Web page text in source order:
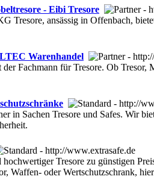
- Eibi Tresore
Tresore, ansässig in Offenbach,
Warenhandel
Fachmann für Tresore. Ob
in Sachen Tresore und Safes. Wir
Tresore zu günstigen
Waffen- oder Wertschutzschrank,